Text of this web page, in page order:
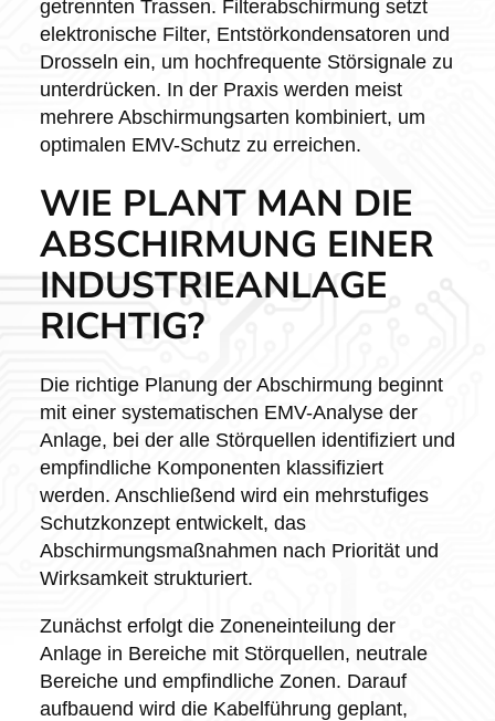
getrennten Trassen. Filterabschirmung setzt
elektronische Filter, Entstörkondensatoren und
Drosseln ein, um hochfrequente Störsignale zu
unterdrücken. In der Praxis werden meist
mehrere Abschirmungsarten kombiniert, um
optimalen EMV-Schutz zu erreichen.
WIE PLANT MAN DIE
ABSCHIRMUNG EINER
INDUSTRIEANLAGE
RICHTIG?
Die richtige Planung der Abschirmung beginnt
mit einer systematischen EMV-Analyse der
Anlage, bei der alle Störquellen identifiziert und
empfindliche Komponenten klassifiziert
werden. Anschließend wird ein mehrstufiges
Schutzkonzept entwickelt, das
Abschirmungsmaßnahmen nach Priorität und
Wirksamkeit strukturiert.
Zunächst erfolgt die Zoneneinteilung der
Anlage in Bereiche mit Störquellen, neutrale
Bereiche und empfindliche Zonen. Darauf
aufbauend wird die Kabelführung geplant,